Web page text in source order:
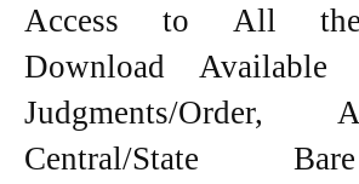
Access to All
Download
Judgments/
Central/State